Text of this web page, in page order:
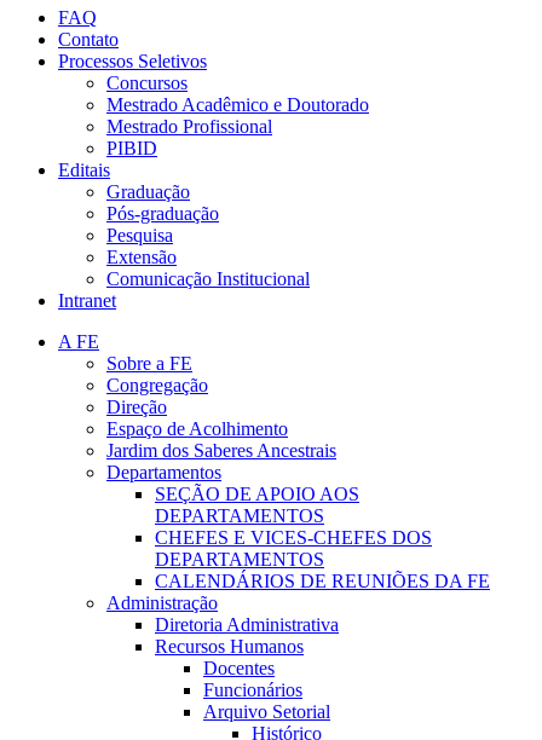
FAQ
Contato
Processos Seletivos
Concursos
Mestrado Acadêmico e Doutorado
Mestrado Profissional
PIBID
Editais
Graduação
Pós-graduação
Pesquisa
Extensão
Comunicação Institucional
Intranet
A FE
Sobre a FE
Congregação
Direção
Espaço de Acolhimento
Jardim dos Saberes Ancestrais
Departamentos
SEÇÃO DE APOIO AOS
DEPARTAMENTOS
CHEFES E VICES-CHEFES DOS
DEPARTAMENTOS
CALENDÁRIOS DE REUNIÕES DA FE
Administração
Diretoria Administrativa
Recursos Humanos
Docentes
Funcionários
Arquivo Setorial
Histórico